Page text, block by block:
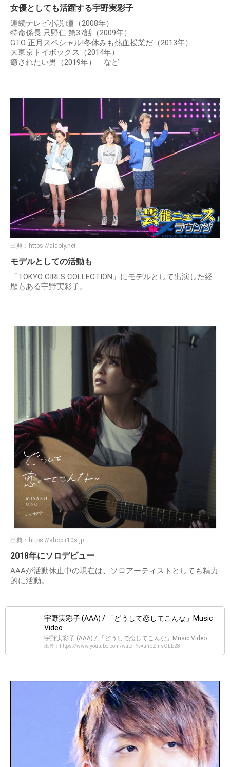
女優としても活躍する宇野実彩子
連続テレビ小説 瞳（2008年）
特命係長 只野仁 第37話（2009年）
GTO 正月スペシャル!冬休みも熱血授業だ（2013年）
大東京トイボックス（2014年）
癒されたい男（2019年） など
出典： https://aidoly.net
モデルとしての活動も
「TOKYO GIRLS COLLECTION」にモデルとして出演した経
歴もある宇野実彩子。
出典： https://shop.r10s.jp
2018年にソロデビュー
AAAが活動休止中の現在は、ソロアーティストとしても精力
的に活動。
宇野実彩子 (AAA) / 「どうして恋してこんな」Music
Video
宇野実彩子 (AAA) / 「どうして恋してこんな」Music Video
出典：https://www.youtube.com/watch?v=unbZmsOLb28